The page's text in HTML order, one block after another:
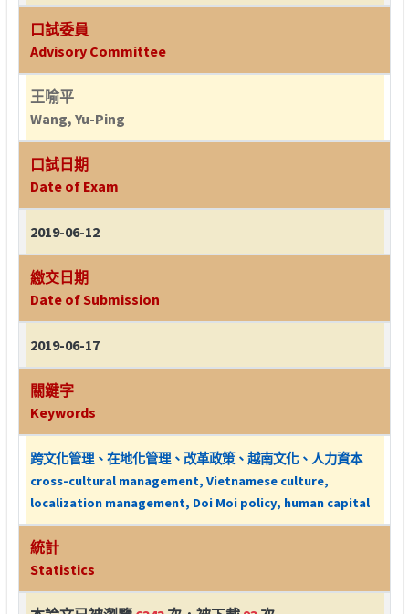
口試委員
Advisory Committee
王喻平
Wang, Yu-Ping
口試日期
Date of Exam
2019-06-12
繳交日期
Date of Submission
2019-06-17
關鍵字
Keywords
跨文化管理、在地化管理、改革政策、越南文化、人力資本
cross-cultural management, Vietnamese culture,
localization management, Doi Moi policy, human capital
統計
Statistics